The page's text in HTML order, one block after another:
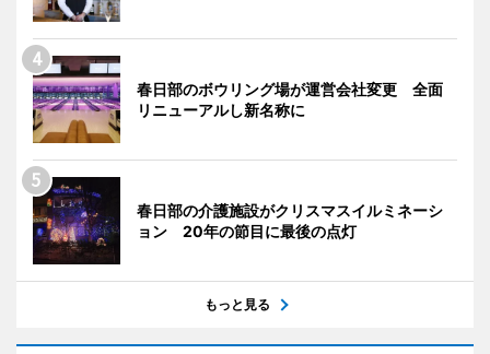
春日部のボウリング場が運営会社変更 全面
リニューアルし新名称に
春日部の介護施設がクリスマスイルミネーシ
ョン 20年の節目に最後の点灯
もっと見る